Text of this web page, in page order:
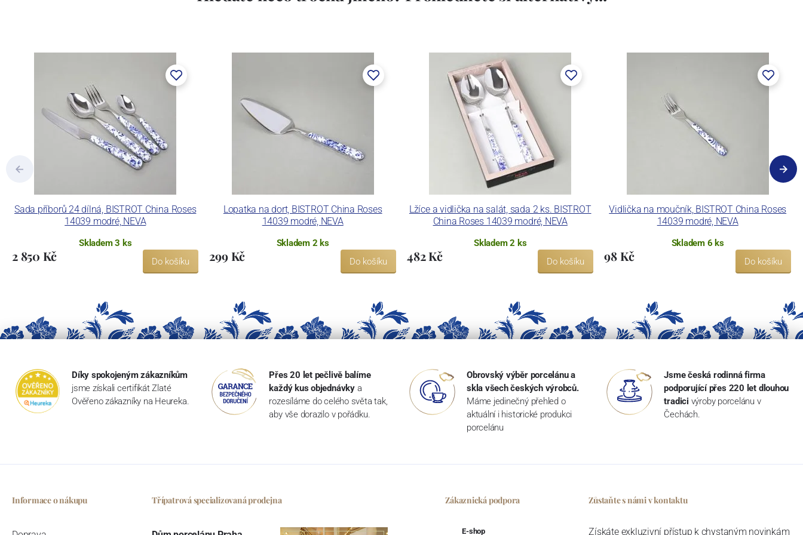
Sada příborů 24 dílná, BISTROT China Roses
14039 modré, NEVA
Skladem 3 ks
2 850 Kč Do košíku
Lopatka na dort, BISTROT China Roses
14039 modré, NEVA
Skladem 2 ks
299 Kč Do košíku
Lžíce a vidlička na salát, sada 2 ks. BISTROT
China Roses 14039 modré, NEVA
Skladem 2 ks
482 Kč Do košíku
Vidlička na moučník, BISTROT China Roses
14039 modré, NEVA
Skladem 6 ks
98 Kč Do košíku
Díky spokojeným zákazníkům
jsme získali certifikát Zlaté
Ověřeno zákazníky na Heureka.
Přes 20 let pečlivě balíme
každý kus objednávky a
rozesíláme do celého světa tak,
aby vše dorazilo v pořádku.
Obrovský výběr porcelánu a
skla všech českých výrobců.
Máme jedinečný přehled o
aktuální i historické produkci
porcelánu
Jsme česká rodinná firma
podporující přes 220 let dlouhou
tradici výroby porcelánu v
Čechách.
Informace o nákupu Třípatrová specializovaná prodejna Zákaznická podpora
E-shop
Zůstaňte s námi v kontaktu
Získáte exkluzivní přístup k chystaným novinkám